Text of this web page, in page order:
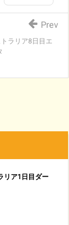
ラリア8日目エ
Prev
リア1日目ダー